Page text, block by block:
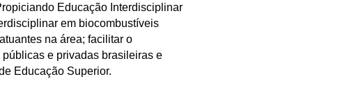
Educação Interdisciplinar
em biocombustíveis
na área; facilitar o
e privadas brasileiras e
Educação Superior.